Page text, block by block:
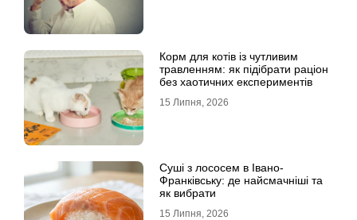
Корм для котів із чутливим
травленням: як підібрати раціон
без хаотичних експериментів
15 Липня, 2026
Суші з лососем в Івано-
Франківську: де найсмачніші та
як вибрати
15 Липня, 2026